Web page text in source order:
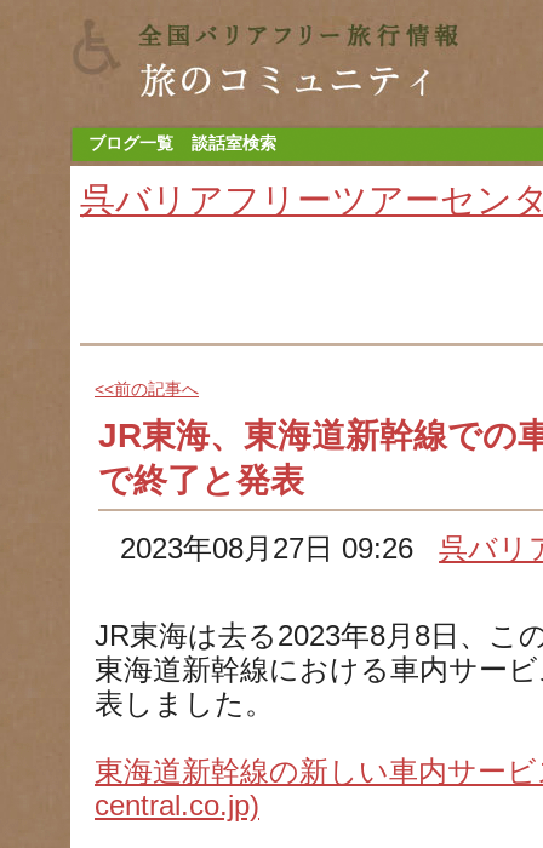
ブログ一覧 談話室検索
呉バリアフリーツアーセン
<<前の記事へ
JR東海、東海道新幹線での
で終了と発表
2023年08月27日 09:26呉バリ
JR東海は去る2023年8月8日、こ
東海道新幹線における車内サー
表しました。
東海道新幹線の新しい車内サー
central.co.jp)